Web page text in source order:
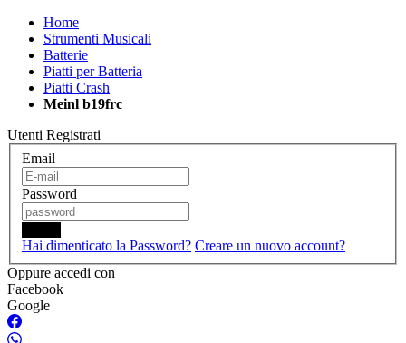
Home
Strumenti Musicali
Batterie
Piatti per Batteria
Piatti Crash
Meinl b19frc
Utenti Registrati
Email
Password
Hai dimenticato la Password? Creare un nuovo account?
Oppure accedi con
Facebook
Google